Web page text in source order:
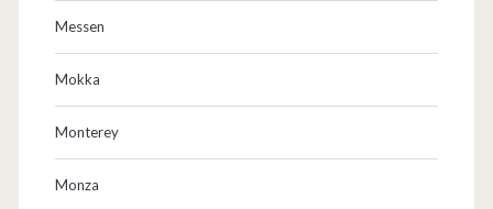
Messen
Mokka
Monterey
Monza